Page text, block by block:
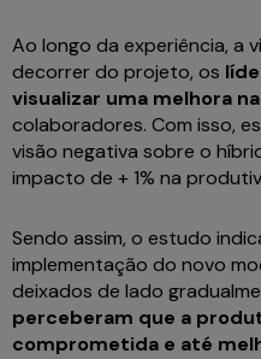
Ao longo da experiência, a
decorrer do projeto, os
visualizar uma melhora
colaboradores. Com isso,
visão negativa sobre o
impacto de + 1% na
Sendo assim, o estudo
implementação do novo
deixados de lado
perceberam que a
comprometida e até